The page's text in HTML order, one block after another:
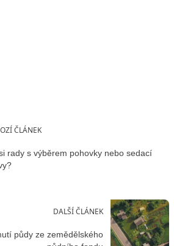
ČLÁNEK
rady s výběrem pohovky nebo sedací
DALŠÍ ČLÁNEK
půdy ze zemědělského